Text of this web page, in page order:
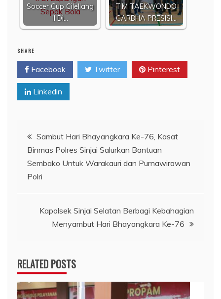
Soccer Cup Cilellang
II Di…
TIM TAEKWONDO
GARBHA PRESISI…
SHARE
Facebook Twitter Pinterest
Linkedin
Navigasi
pos
Sambut Hari Bhayangkara Ke-76, Kasat
Binmas Polres Sinjai Salurkan Bantuan
Sembako Untuk Warakauri dan Purnawirawan
Polri
Kapolsek Sinjai Selatan Berbagi Kebahagian
Menyambut Hari Bhayangkara Ke-76
RELATED POSTS